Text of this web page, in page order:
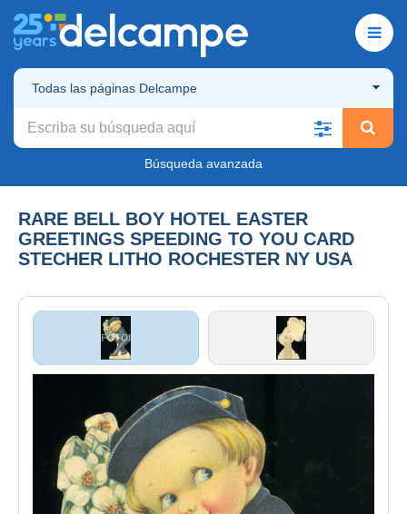
Todas las páginas Delcampe
Búsqueda avanzada
RARE BELL BOY HOTEL EASTER
GREETINGS SPEEDING TO YOU CARD
STECHER LITHO ROCHESTER NY USA